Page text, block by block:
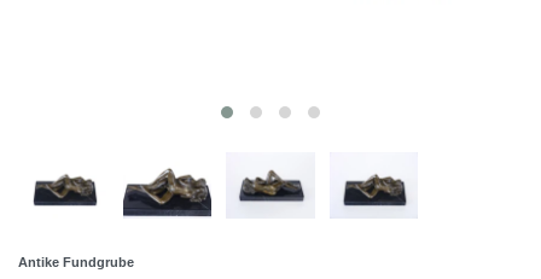
Antike Fundgrube